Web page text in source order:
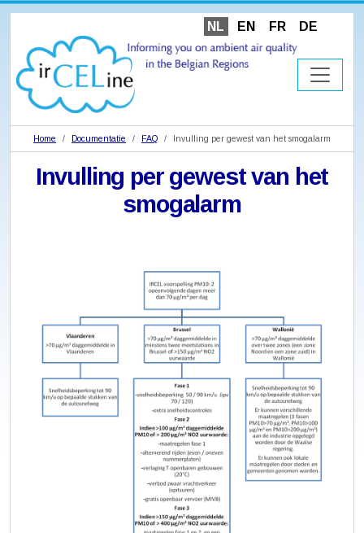
NL EN FR DE
Home Documentatie FAQ Invulling per gewest van het smogalarm
Invulling per gewest van het
smogalarm